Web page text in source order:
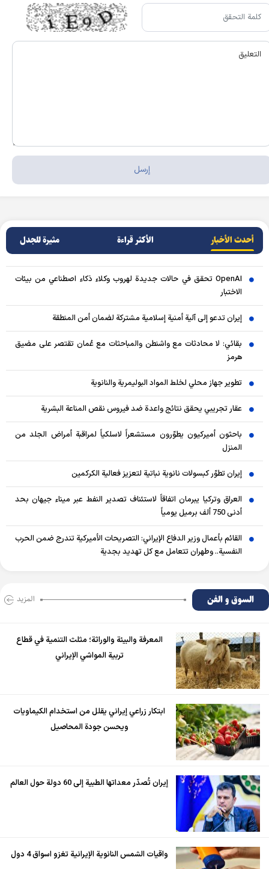
أحدث الأخبار الأکثر قراءة مثيرة للجدل
OpenAI تحقق في حالات جديدة لهروب وكلاء ذكاء اصطناعي من بيئات
الاختبار
إيران تدعو إلى آلية أمنية إسلامية مشتركة لضمان أمن المنطقة
بقائي: لا محادثات مع واشنطن والمباحثات مع عُمان تقتصر على مضيق
هرمز
تطوير جهاز محلي لخلط المواد البوليمرية والنانوية
عقار تجريبي يحقق نتائج واعدة ضد فيروس نقص المناعة البشرية
باحثون أميركيون يطوّرون مستشعراً لاسلكياً لمراقبة أمراض الجلد من
المنزل
إيران تطوّر كبسولات نانوية نباتية لتعزيز فعالية الكركمين
العراق وتركيا يبرمان اتفاقاً لاستئناف تصدير النفط عبر ميناء جيهان بحد
أدنى 750 ألف برميل يومياً
القائم بأعمال وزير الدفاع الإيراني: التصريحات الأميركية تندرج ضمن الحرب
النفسية.. وطهران تتعامل مع كل تهديد بجدية
السوق و الفن المزید
المعرفة والبيئة والوراثة؛ مثلث التنمية في قطاع
تربية المواشي الإيراني
ابتكار زراعي إيراني يقلل من استخدام الكيماويات
ويحسن جودة المحاصيل
إيران تُصدّر معداتها الطبية إلى 60 دولة حول العالم
واقيات الشمس النانوية الإيرانية تغزو اسواق 4 دول